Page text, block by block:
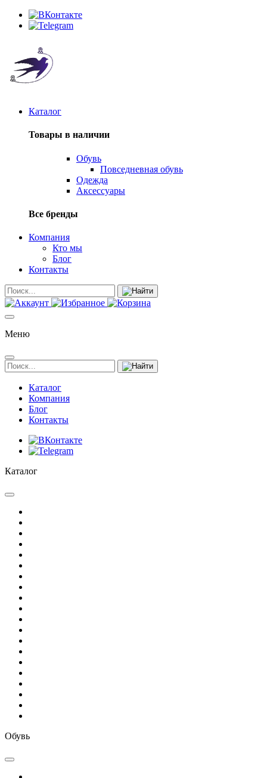
Каталог
Товары в наличии
Обувь
Повседневная обувь
Одежда
Аксессуары
Все бренды
Компания
Кто мы
Блог
Контакты
Меню
Каталог
Компания
Блог
Контакты
Каталог
Обувь